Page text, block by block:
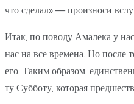
что сделал» — произноси
Итак, по поводу Амалека у
нас на все времена. Но после
его. Таким образом,
ту Субботу, которая